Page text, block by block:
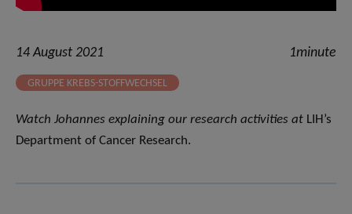
14 August 2021 1minute
GRUPPE KREBS-STOFFWECHSEL
Watch Johannes explaining our research activities at LIH’s
Department of Cancer Research.